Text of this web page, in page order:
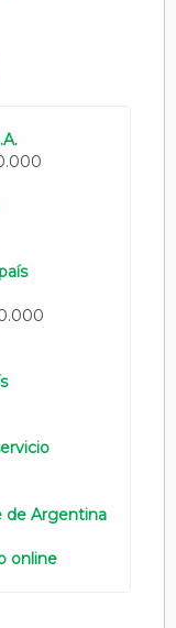
de Argentina
online